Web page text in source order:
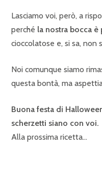
Lasciamo voi, però, a
perché la nostra bocca
cioccolatose e, si sa, non
Noi comunque siamo
questa bontà, ma
Buona festa di
scherzetti siano con voi.
Alla prossima ricetta…